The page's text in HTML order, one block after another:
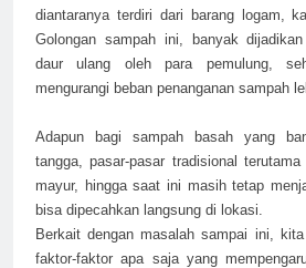
diantaranya terdiri dari barang logam,
Golongan sampah ini, banyak
daur ulang oleh para pemulung,
mengurangi beban penanganan sampah
Adapun bagi sampah basah yang
tangga, pasar-pasar tradisional
mayur, hingga saat ini masih tetap
bisa dipecahkan langsung di lokasi.
Berkait dengan masalah sampai ini,
faktor-faktor apa saja yang